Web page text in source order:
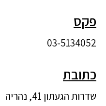
פקס
03-5134052
כתובת
שדרות הגעתון 41, נהריה